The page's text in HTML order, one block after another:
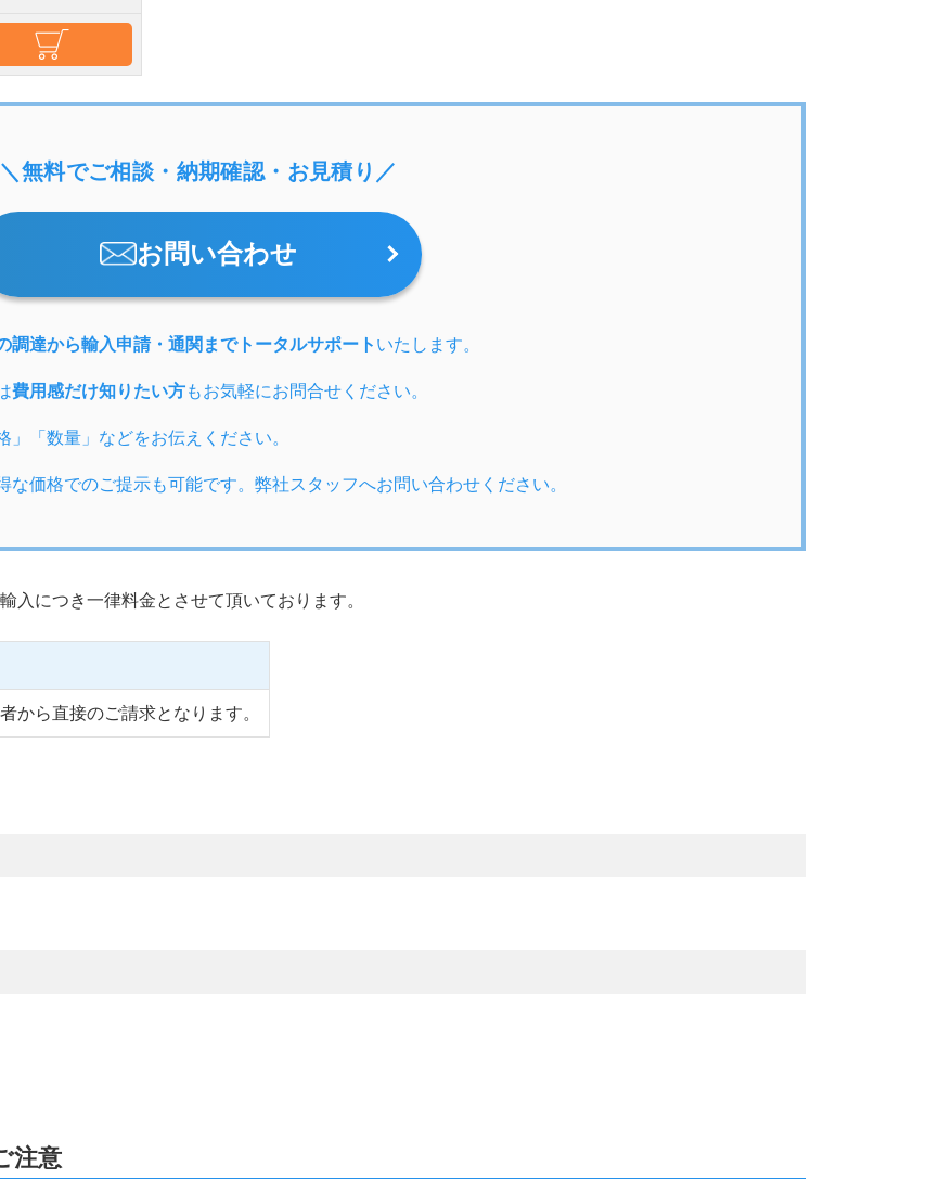
＼無料でご相談・納期確認・お見積り／
お問い合わせ
調達から輸入申請・通関までトータルサポート いたします。
費用感だけ知りたい方もお気軽にお問合せください。
」「数量」などをお伝えください。
な価格でのご提示も可能です。弊社スタッフへお問い合わせください。
につき一律料金とさせて頂いております。
から直接のご請求となります。
注意